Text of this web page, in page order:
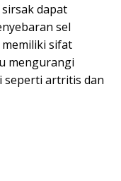
dapat
sel
sifat
mengurangi
seperti artritis dan